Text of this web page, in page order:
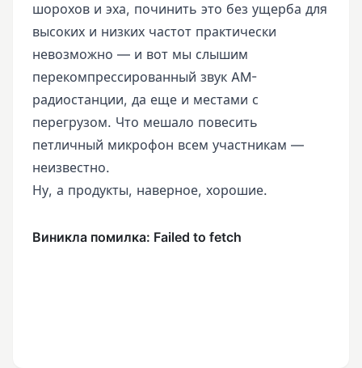
шорохов и эха, починить это без ущерба для
высоких и низких частот практически
невозможно — и вот мы слышим
перекомпрессированный звук AM-
радиостанции, да еще и местами с
перегрузом. Что мешало повесить
петличный микрофон всем участникам —
неизвестно.
Ну, а продукты, наверное, хорошие.